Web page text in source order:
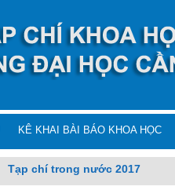
KÊ KHAI BÀI BÁO KHOA HỌC
Tạp chí trong nước 2017